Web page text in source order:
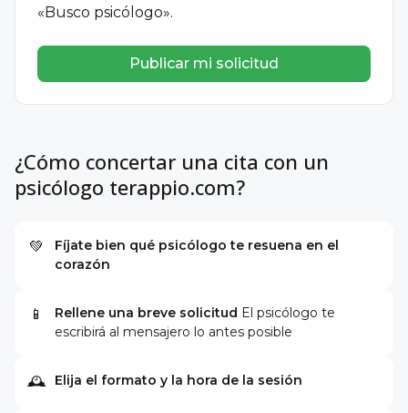
«Busco psicólogo».
Publicar mi solicitud
¿Cómo concertar una cita con un
psicólogo terappio.com?
💚
Fíjate bien qué psicólogo te resuena en el
corazón
📱 Rellene una breve solicitud El psicólogo te
escribirá al mensajero lo antes posible
🕰 Elija el formato y la hora de la sesión